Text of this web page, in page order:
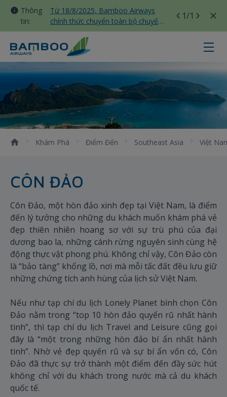
Thông
tin:
Từ 18/8/2025, Bamboo Airways
chính thức chuyển toàn bộ chuyến
bay nội địa sang nhà ga T3 Tân
Sơn Nhất
1/1
Côn Đảo - Bamboo Airways
Khám Phá Điểm Đến Southeast Asia Việt
CÔN ĐẢO
Côn Đảo, một hòn đảo xinh đẹp tại Việt Nam, là điểm
đến lý tưởng cho những du khách muốn khám phá vẻ
đẹp thiên nhiên hoang sơ với sự trù phú của đại
dương bao la, những cánh rừng nguyên sinh cùng hệ
động thực vật phong phú. Không chỉ vậy, Côn Đảo còn
là “bảo tàng” khổng lồ, nơi mà mỗi tấc đất đều lưu giữ
những chứng tích anh hùng của lịch sử Việt Nam.
Nếu như tạp chí du lịch Lonely Planet bình chọn Côn
Đảo nằm trong “top 10 hòn đảo quyến rũ nhất hành
tinh”, thì tạp chí du lịch Travel and Leisure cũng gọi
đây là “một trong những hòn đảo bí ẩn nhất hành
tinh”. Nhờ vẻ đẹp quyến rũ và sự bí ẩn vốn có, Côn
Đảo đã thực sự trở thành một điểm đến đầy sức hút
không chỉ với du khách trong nước mà cả du khách
quốc tế.